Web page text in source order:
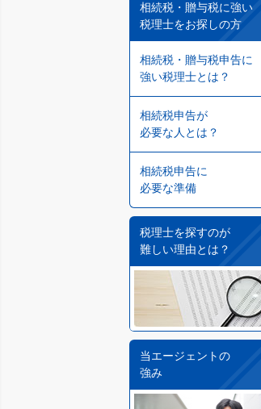
相続税・贈与税に強い
税理士をお探しの方
相続税・贈与税申告に
強い税理士とは？
相続税申告が
必要な人とは？
相続税申告に
必要な準備
税理士を探すのが
難しい理由とは？
当エージェントの
強み